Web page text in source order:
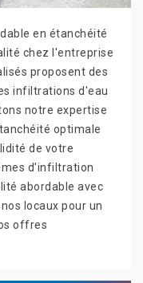
en étanchéité
chez l'entreprise
proposent des
infiltrations d'eau
notre expertise
optimale
de votre
d'infiltration
abordable avec
locaux pour un
offres